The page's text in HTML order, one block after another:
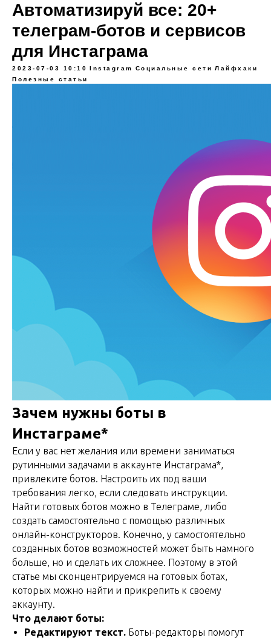
Автоматизируй все: 20+
телеграм-ботов и сервисов
для Инстаграма
2023-07-03 10:10 Instagram Социальные сети Лайфхаки
Полезные статьи
Зачем нужны боты в
Инстаграме*
Если у вас нет желания или времени заниматься
рутинными задачами в аккаунте Инстаграма*,
привлеките ботов. Настроить их под ваши
требования легко, если следовать инструкции.
Найти готовых ботов можно в Телеграме, либо
создать самостоятельно с помощью различных
онлайн-конструкторов. Конечно, у самостоятельно
созданных ботов возможностей может быть намного
больше, но и сделать их сложнее. Поэтому в этой
статье мы сконцентрируемся на готовых ботах,
которых можно найти и прикрепить к своему
аккаунту.
Что делают боты:
Редактируют текст. Боты-редакторы помогут